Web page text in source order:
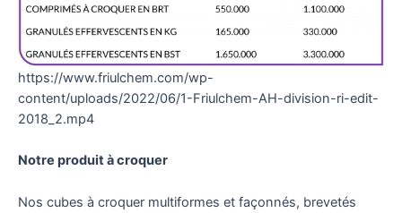
https://www.friulchem.com/wp-
content/uploads/2022/06/1-Friulchem-AH-division-ri-edit-
2018_2.mp4
Notre produit à croquer
Nos cubes à croquer multiformes et façonnés, brevetés